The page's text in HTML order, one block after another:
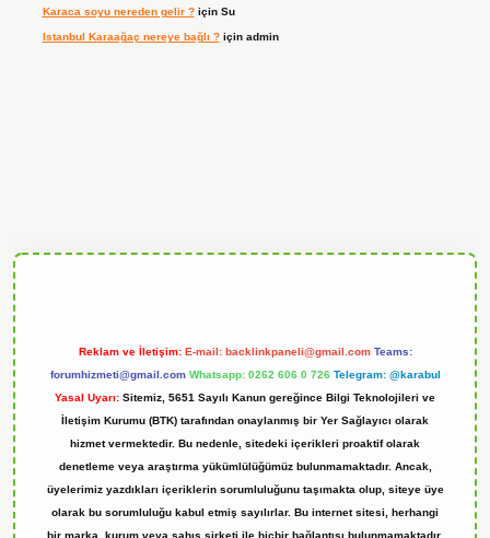
Karaca soyu nereden gelir ?için Su
Istanbul Karaağaç nereye bağlı ?için admin
Reklam ve İletişim: E-mail: backlinkpaneli@gmail.com Teams:
forumhizmeti@gmail.com Whatsapp: 0262 606 0 726 Telegram: @karabul
Yasal Uyarı: Sitemiz, 5651 Sayılı Kanun gereğince Bilgi Teknolojileri ve
İletişim Kurumu (BTK) tarafından onaylanmış bir Yer Sağlayıcı olarak
hizmet vermektedir. Bu nedenle, sitedeki içerikleri proaktif olarak
denetleme veya araştırma yükümlülüğümüz bulunmamaktadır. Ancak,
üyelerimiz yazdıkları içeriklerin sorumluluğunu taşımakta olup, siteye üye
olarak bu sorumluluğu kabul etmiş sayılırlar. Bu internet sitesi, herhangi
bir marka, kurum veya şahıs şirketi ile hiçbir bağlantısı bulunmamaktadır.